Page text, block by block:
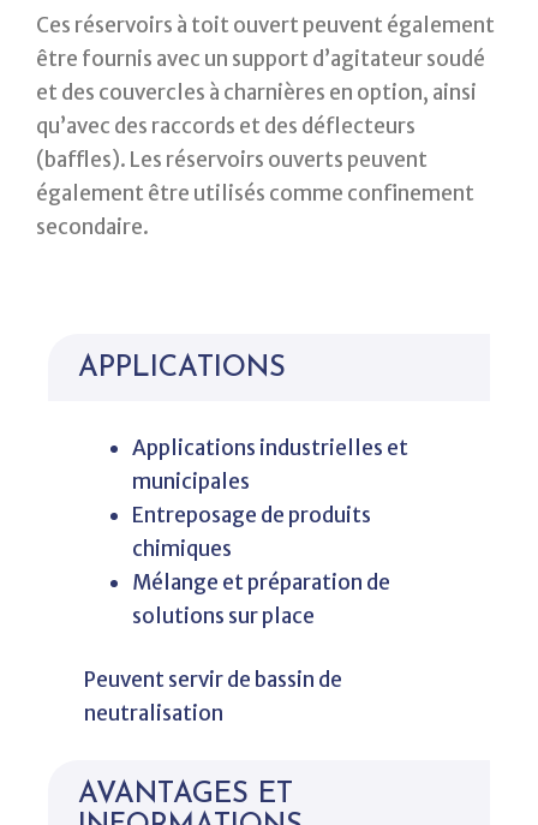
Ces réservoirs à toit ouvert peuvent également
être fournis avec un support d’agitateur soudé
et des couvercles à charnières en option, ainsi
qu’avec des raccords et des déflecteurs
(baffles). Les réservoirs ouverts peuvent
également être utilisés comme confinement
secondaire.
APPLICATIONS
Applications industrielles et
municipales
Entreposage de produits
chimiques
Mélange et préparation de
solutions sur place
Peuvent servir de bassin de
neutralisation
AVANTAGES ET